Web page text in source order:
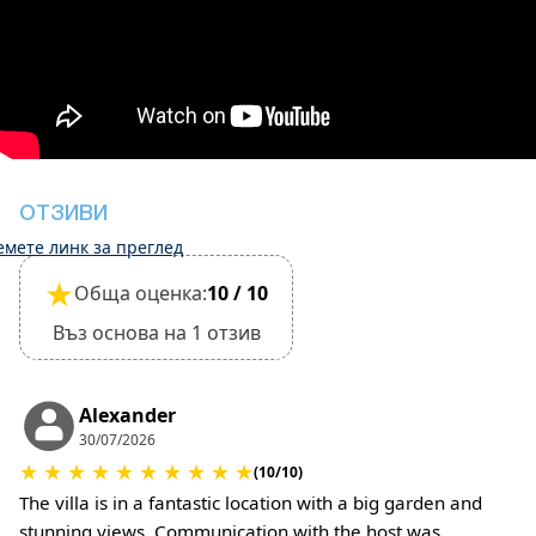
състояние на къщата
Депозит за щети в брой при настаняване 500 €
след проверка на общото състояние на
Не се допускат домашни любимци
ОТЗИВИ
линк за преглед
★Обща оценка:10 / 10
Въз основа на 1 отзив
Alexander
30/07/2026
★ ★ ★ ★ ★ ★ ★ ★ ★ ★(10/10)
The villa is in a fantastic location with a big garden and